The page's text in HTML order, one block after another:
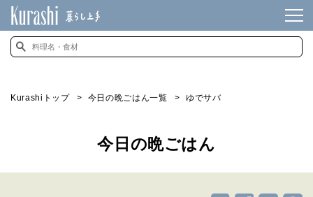
Kurashiトップ 今日の晩ごはん一覧 ゆでサバ
今日の晩ごはん